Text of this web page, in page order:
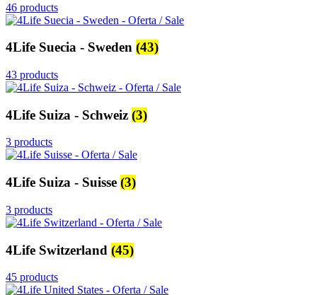
46 products
4Life Suecia - Sweden (43)
43 products
4Life Suiza - Schweiz (3)
3 products
4Life Suiza - Suisse (3)
3 products
4Life Switzerland (45)
45 products